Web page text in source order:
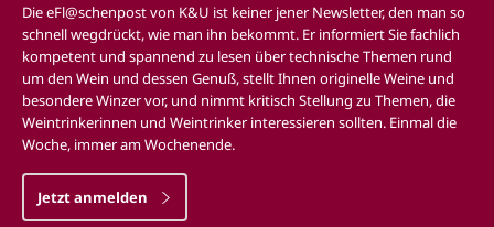
Die eFl@schenpost von K&U ist keiner jener Newsletter, den man so
schnell wegdrückt, wie man ihn bekommt. Er informiert Sie fachlich
kompetent und spannend zu lesen über technische Themen rund
um den Wein und dessen Genuß, stellt Ihnen originelle Weine und
besondere Winzer vor, und nimmt kritisch Stellung zu Themen, die
Weintrinkerinnen und Weintrinker interessieren sollten. Einmal die
Woche, immer am Wochenende.
Jetzt anmelden